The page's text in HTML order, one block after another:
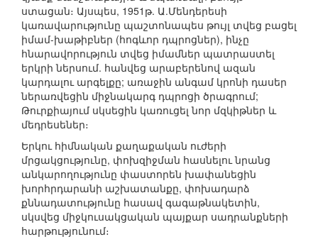
ստացան։ Այսպես, 1951թ. Ա.Մենդերեսի
կառավարությունը պաշտոնապես թույլ տվեց բացել
իմամ-խաթիբներ (հոգևոր դպրոցներ), ինչը
հնարավորություն տվեց իմամներ պատրաստել
երկրի ներսում. հանվեց արաբերենով ազան
կարդալու արգելքը; առաջին անգամ կրոնի դասեր
ներառվեցին միջնակարգ դպրոցի ծրագրում;
Թուրքիայում սկսեցին կառուցել նոր մզկիթներ և
մեդրեսեներ։
Երկու հիմնական քաղաքական ուժերի
մրցակցությունը, փոխզիջման հասնելու նրանց
անկարողությունը փաստորեն խափանեցին
խորհրդարանի աշխատանքը, փոխադարձ
քննադատությունը հասավ գագաթնակետին,
սկսվեց միջկուսակցական պայքար սադրանքների
հարթությունում։